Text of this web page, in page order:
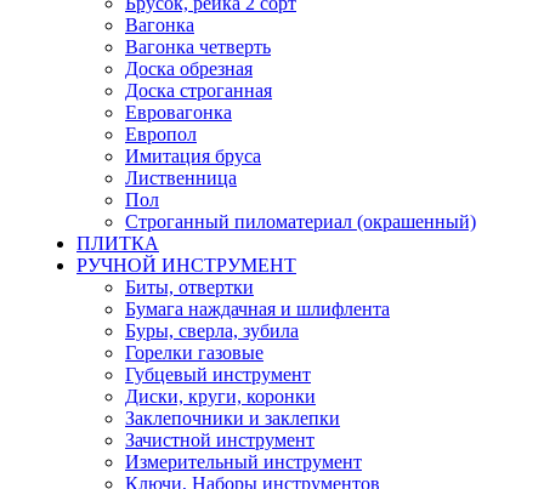
Вагонка
Вагонка четверть
Доска обрезная
Доска строганная
Евровагонка
Европол
Имитация бруса
Лиственница
Пол
Строганный пиломатериал (окрашенный)
ПЛИТКА
РУЧНОЙ ИНСТРУМЕНТ
Биты, отвертки
Бумага наждачная и шлифлента
Буры, сверла, зубила
Горелки газовые
Губцевый инструмент
Диски, круги, коронки
Заклепочники и заклепки
Зачистной инструмент
Измерительный инструмент
Ключи, Наборы инструментов